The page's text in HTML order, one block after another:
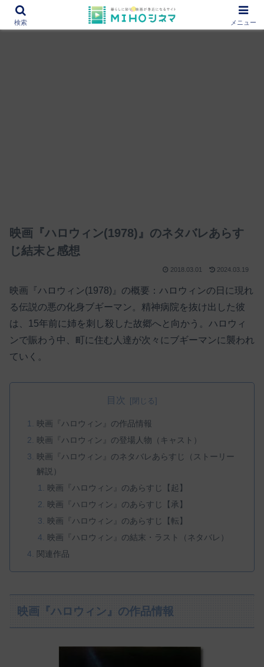
12000作品を紹介！あなたの映画図書館『MIHOシネマ』
映画『ハロウィン(1978)』のネタバレあらす
じ結末と感想
2018.03.01 2024.03.19
映画『ハロウィン(1978)』の概要：ハロウィンの日に現れ
る伝説の悪の化身ブギーマン。精神病院を抜け出した彼
は、15年前に姉を刺し殺した故郷へと向かう。ハロウィ
ンで賑わう中、町に住む人達が次々にブギーマンに襲われ
ていく。
目次
映画『ハロウィン』の作品情報
映画『ハロウィン』の登場人物（キャスト）
映画『ハロウィン』のネタバレあらすじ（ストーリー
解説）
映画『ハロウィン』のあらすじ【起】
映画『ハロウィン』のあらすじ【承】
映画『ハロウィン』のあらすじ【転】
映画『ハロウィン』の結末・ラスト（ネタバレ）
関連作品
映画『ハロウィン』の作品情報
検索 メニュー